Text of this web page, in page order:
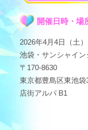
開催日時・場
2026年4月4日（土
池袋・サンシャイン
〒170-8630
東京都豊島区東池
店街アルパ B1